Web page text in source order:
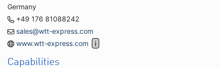
Germany
+49 176 81088242
sales@wtt-express.com
www.wtt-express.com
Capabilities